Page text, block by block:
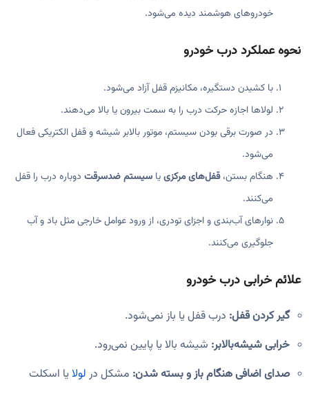
خودروهای هوشمند دیده می‌شود.
نحوه عملکرد درب خودرو
با کشیدن دستگیره، مکانیزم قفل آزاد می‌شود.
لولاها اجازه حرکت درب را به سمت بیرون یا بالا می‌دهند.
در صورت برقی بودن سیستم، موتور بالابر شیشه و قفل الکتریکی فعال
می‌شود.
هنگام بستن،قفل‌های مرکزییا سیستم ضدسرقت دوباره درب را قفل
می‌کنند.
نوارهای آب‌بندی و اجزای تودری، از ورود عوامل خارجی مثل باد و آب
جلوگیری می‌کنند.
علائم خرابی درب خودرو
گیر کردن قفل: درب قفل یا باز نمی‌شود.
خرابی شیشه‌بالابر: شیشه بالا یا پایین نمی‌رود.
صدای اضافی هنگام باز و بسته شدن: مشکل در لولایا اسکلت